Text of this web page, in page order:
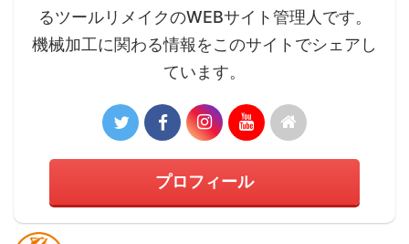
るツールリメイクのWEBサイト管理人です。
機械加工に関わる情報をこのサイトでシェアし
ています。
プロフィール